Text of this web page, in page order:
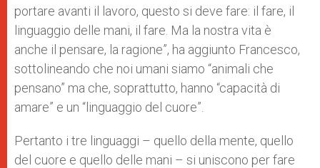
portare avanti il lavoro, questo si deve fare: il fare, il
linguaggio delle mani, il fare. Ma la nostra vita è
anche il pensare, la ragione”, ha aggiunto Francesco,
sottolineando che noi umani siamo “animali che
pensano” ma che, soprattutto, hanno “capacità di
amare” e un “linguaggio del cuore”.
Pertanto i tre linguaggi – quello della mente, quello
del cuore e quello delle mani – si uniscono per fare